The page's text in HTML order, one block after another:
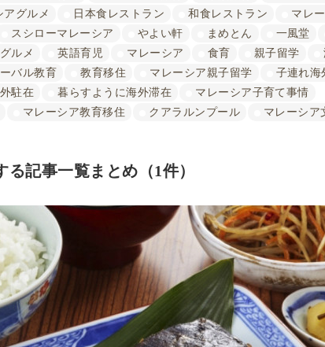
アグルメ 日本食レストラン 和食レストラン
マレ
スシローマレーシア やよい軒 まめとん 一風堂
ルメ 英語育児 マレーシア 食育 親子留学
バル教育 教育移住 マレーシア親子留学
子連れ海
駐在 暮らすように海外滞在
マレーシア子育て事情
マレーシア教育移住 クアラルンプール マレーシア
る記事一覧まとめ（1件）